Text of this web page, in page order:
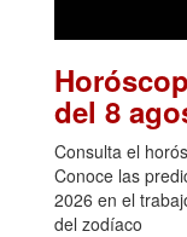
del 8
Consulta el
Conoce las
2026 en el
del zodíaco